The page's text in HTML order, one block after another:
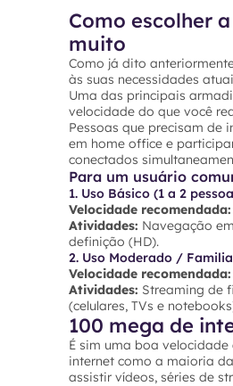
Como escolher
muito
Como já dito
às suas necessidades
Uma das principais
velocidade do que você
Pessoas que precisam de
em home office e
conectados
Para um usuário
1. Uso Básico (1 a 2
Velocidade recomendada:
Atividades: Navegação
definição (HD).
2. Uso Moderado /
Velocidade recomendada:
Atividades: Streaming de
(celulares, TVs e
100 mega de
É sim uma boa
internet como a maioria
assistir vídeos, séries de